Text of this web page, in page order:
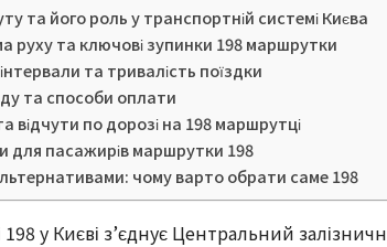
та його роль у транспортній системі Києва
руху та ключові зупинки 198 маршрутки
та тривалість поїздки
та способи оплати
відчути по дорозі на 198 маршрутці
для пасажирів маршрутки 198
чому варто обрати саме 198
у Києві з’єднує Центральний